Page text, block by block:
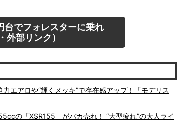
台でフォレスターに乗れ
外部リンク）
エアロや“輝くメッキ”で存在感アップ！「モデリス
の「XSR155」がバカ売れ！ “大型疲れ”の大人ライ